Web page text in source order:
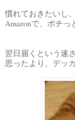
慣れておきたいし
Amazonで、ポチっ
翌日届くという速さ
思ったより、デッ